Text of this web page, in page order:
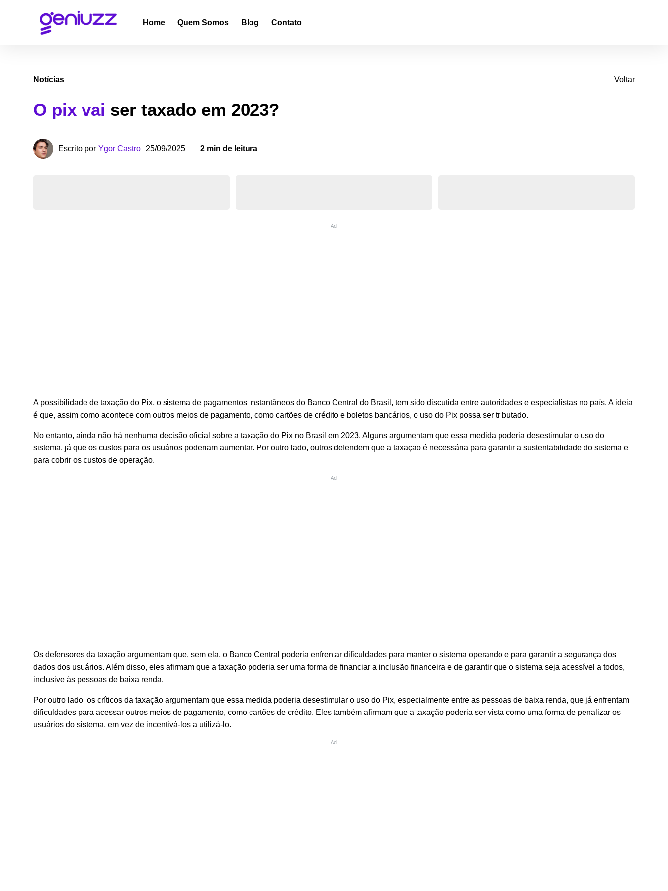
Home Quem Somos Blog Contato
Notícias Voltar
O pix vai ser taxado em 2023?
Escrito por Ygor Castro 25/09/2025 2 min de leitura
Ad
A possibilidade de taxação do Pix, o sistema de pagamentos instantâneos do Banco Central do Brasil, tem sido discutida entre autoridades e especialistas no país. A ideia
é que, assim como acontece com outros meios de pagamento, como cartões de crédito e boletos bancários, o uso do Pix possa ser tributado.
No entanto, ainda não há nenhuma decisão oficial sobre a taxação do Pix no Brasil em 2023. Alguns argumentam que essa medida poderia desestimular o uso do
sistema, já que os custos para os usuários poderiam aumentar. Por outro lado, outros defendem que a taxação é necessária para garantir a sustentabilidade do sistema e
para cobrir os custos de operação.
Ad
Os defensores da taxação argumentam que, sem ela, o Banco Central poderia enfrentar dificuldades para manter o sistema operando e para garantir a segurança dos
dados dos usuários. Além disso, eles afirmam que a taxação poderia ser uma forma de financiar a inclusão financeira e de garantir que o sistema seja acessível a todos,
inclusive às pessoas de baixa renda.
Por outro lado, os críticos da taxação argumentam que essa medida poderia desestimular o uso do Pix, especialmente entre as pessoas de baixa renda, que já enfrentam
dificuldades para acessar outros meios de pagamento, como cartões de crédito. Eles também afirmam que a taxação poderia ser vista como uma forma de penalizar os
usuários do sistema, em vez de incentivá-los a utilizá-lo.
Ad